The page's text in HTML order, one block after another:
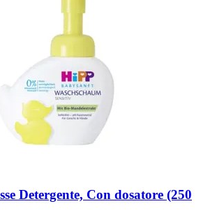
Detergente, Con dosatore (250